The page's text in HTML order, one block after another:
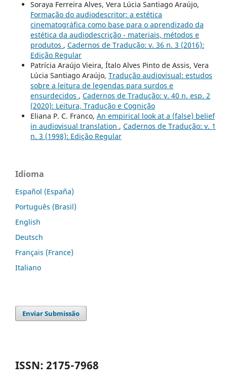
Soraya Ferreira Alves, Vera Lúcia Santiago Araújo,
Formação do audiodescritor: a estética
cinematográfica como base para o aprendizado da
estética da audiodescrição - materiais, métodos e
produtos , Cadernos de Tradução: v. 36 n. 3 (2016):
Edição Regular
Patrícia Araújo Vieira, Ítalo Alves Pinto de Assis, Vera
Lúcia Santiago Araújo, Tradução audiovisual: estudos
sobre a leitura de legendas para surdos e
ensurdecidos , Cadernos de Tradução: v. 40 n. esp. 2
(2020): Leitura, Tradução e Cognição
Eliana P. C. Franco, An empirical look at a (false) belief
in audiovisual translation , Cadernos de Tradução: v. 1
n. 3 (1998): Edição Regular
Idioma
Español (España)
Português (Brasil)
English
Deutsch
Français (France)
Italiano
Enviar Submissão
ISSN: 2175-7968